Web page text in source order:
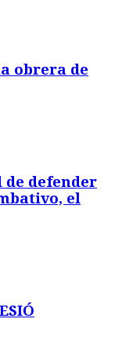
obrera de
de defender
el